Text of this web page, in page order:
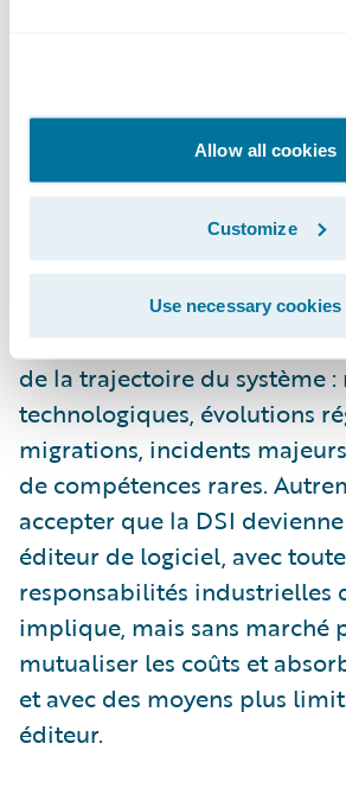
Allow all cookies
Customize
Use necessary cookies
L’IA n’instaure donc pas un
durable de vitesse pour le
le niveau de productivité de
l’écosystème.
Choisir le build, c’est
de la trajectoire du système :
technologiques, évolutions
migrations, incidents
de compétences rares.
accepter que la DSI
éditeur de logiciel, avec
responsabilités industrielles
implique, mais sans marché
mutualiser les coûts et
et avec des moyens plus
éditeur.